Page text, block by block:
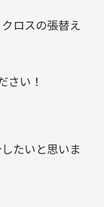
ロスの張替え
さい！
たいと思いま